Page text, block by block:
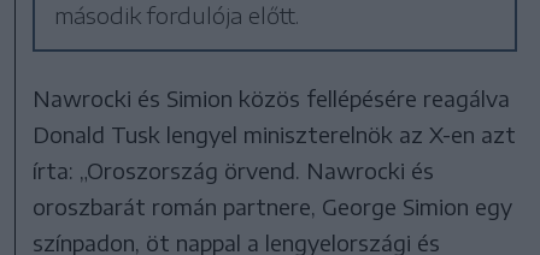
második fordulója előtt.
Nawrocki és Simion közös fellépésére reagálva
Donald Tusk lengyel miniszterelnök az X-en azt
írta: „Oroszország örvend. Nawrocki és
oroszbarát román partnere, George Simion egy
színpadon, öt nappal a lengyelországi és